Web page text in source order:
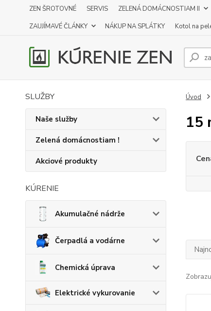
ZEN ŠROTOVNÉ SERVIS ZELENÁ DOMÁCNOSTIAM II
ZAUJÍMAVÉ ČLÁNKY
NÁKUP NA SPLÁTKY Kotol na
SLUŽBY
Naše služby
Zelená domácnostiam !
Akciové produkty
KÚRENIE
Akumulačné nádrže
Čerpadlá a vodárne
Chemická úprava
Elektrické vykurovanie
Úvod
15